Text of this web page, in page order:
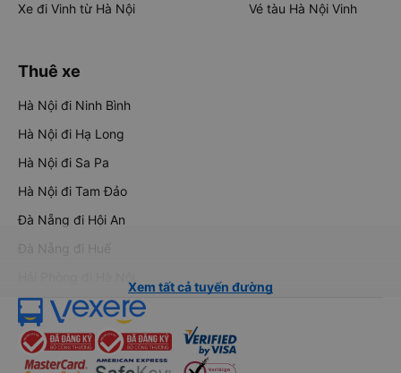
Xe đi Vinh từ Hà Nội
Vé tàu Hà Nội Vinh
Thuê xe
Hà Nội đi Ninh Bình
Hà Nội đi Hạ Long
Hà Nội đi Sa Pa
Hà Nội đi Tam Đảo
Đà Nẵng đi Hội An
Đà Nẵng đi Huế
Xem tất cả tuyến đường